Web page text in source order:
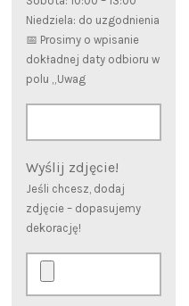
Niedziela: do uzgodnienia
📅 Prosimy o wpisanie
dokładnej daty odbioru w
polu „Uwag
Wyślij zdjęcie!
Jeśli chcesz, dodaj
zdjęcie – dopasujemy
dekorację!